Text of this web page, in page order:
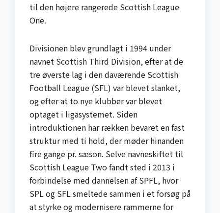
til den højere rangerede Scottish League
One.
Divisionen blev grundlagt i 1994 under
navnet Scottish Third Division, efter at de
tre øverste lag i den daværende Scottish
Football League (SFL) var blevet slanket,
og efter at to nye klubber var blevet
optaget i ligasystemet. Siden
introduktionen har rækken bevaret en fast
struktur med ti hold, der møder hinanden
fire gange pr. sæson. Selve navneskiftet til
Scottish League Two fandt sted i 2013 i
forbindelse med dannelsen af SPFL, hvor
SPL og SFL smeltede sammen i et forsøg på
at styrke og modernisere rammerne for